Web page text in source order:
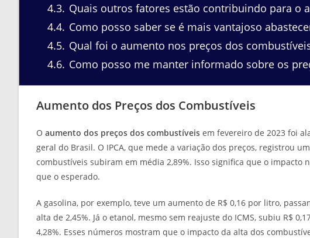
4.3 Quais outros fatores estão contribuindo para o
4.4 Como posso saber se é mais vantajoso
4.5 Qual foi o aumento nos preços dos
4.6 Como posso me manter informado sobre os
Aumento dos Preços dos Combustíveis
O aumento dos preços dos combustíveis em fevereiro de 2023 foi
geral do Brasil. O IPCA, que mede a variação dos preços, registrou
combustíveis subiram em média 2,89%. Isso significa que o
que o esperado.
A gasolina, por exemplo, teve um aumento de R$ 0,16 por litro,
alta de 2,45%. Já o etanol, mesmo sem reajuste do ICMS, subiu R$
4,28%. Esses números mostram que o impacto da alta dos